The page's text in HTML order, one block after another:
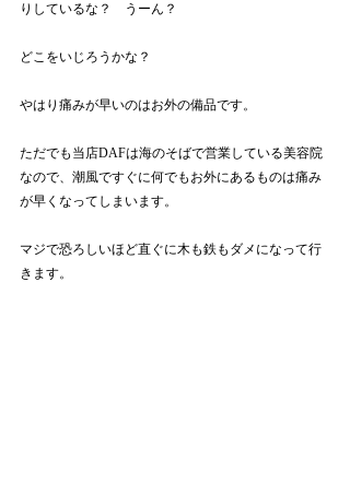
りしているな？　うーん？
どこをいじろうかな？
やはり痛みが早いのはお外の備品です。
ただでも当店DAFは海のそばで営業している美容院
なので、潮風ですぐに何でもお外にあるものは痛み
が早くなってしまいます。
マジで恐ろしいほど直ぐに木も鉄もダメになって行
きます。